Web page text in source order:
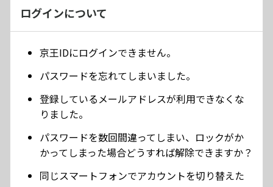
ログインについて
京王IDにログインできません。
パスワードを忘れてしまいました。
登録しているメールアドレスが利用できなくな
りました。
パスワードを数回間違ってしまい、ロックがか
かってしまった場合どうすれば解除できますか？
同じスマートフォンでアカウントを切り替えた